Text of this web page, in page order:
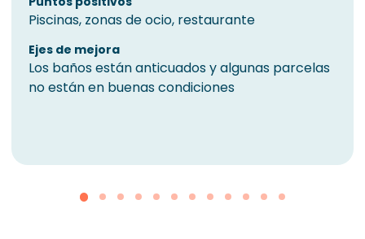
Piscinas, zonas de ocio, restaurante
Ejes de mejora
Los baños están anticuados y algunas parcelas
no están en buenas condiciones